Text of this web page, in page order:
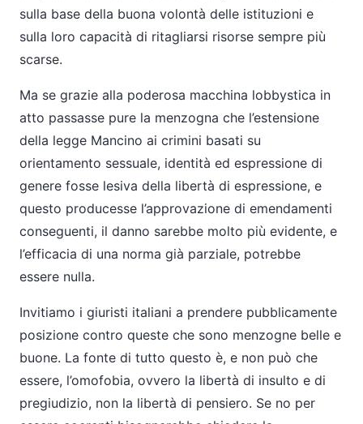
sulla base della buona volontà delle istituzioni e
sulla loro capacità di ritagliarsi risorse sempre più
scarse.
Ma se grazie alla poderosa macchina lobbystica in
atto passasse pure la menzogna che l’estensione
della legge Mancino ai crimini basati su
orientamento sessuale, identità ed espressione di
genere fosse lesiva della libertà di espressione, e
questo producesse l’approvazione di emendamenti
conseguenti, il danno sarebbe molto più evidente, e
l’efficacia di una norma già parziale, potrebbe
essere nulla.
Invitiamo i giuristi italiani a prendere pubblicamente
posizione contro queste che sono menzogne belle e
buone. La fonte di tutto questo è, e non può che
essere, l’omofobia, ovvero la libertà di insulto e di
pregiudizio, non la libertà di pensiero. Se no per